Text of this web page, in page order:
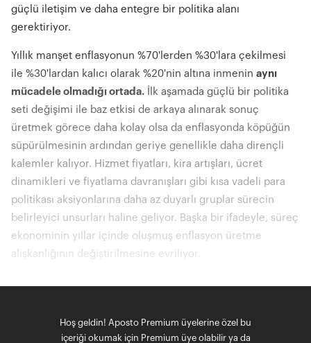
güçlü iletişim ve daha entegre bir politika alanı
gerektiriyor.
Yıllık manşet enflasyonun %70'lerden %30'lara çekilmesi
ile %30'lardan kalıcı olarak %20'nin altına inmenin aynı
mücadele olmadığı ortada. İlk aşamada güçlü bir politika
seti değişimi ile baz etkisi de arkaya alınarak sonuç
üretmek görece daha kolay olsa da enflasyonda köpüğün
süpürülmesinin ardından geriye genellikle daha dirençli
kalemler kalıyor. Hizmet fiyatları, kira artışları, ücret
dinamikleri ve fiyatlama davranışları gibi kısa vadeli para
politikası aksiyonlarına daha az duyarlı gruplar sürecin
belirleyici unsurları haline geliyor. Başka bir ifadeyle, süreç
ekonominin yıllar içinde oluşmuş enflasyon üretme
alışkanlığının değiştirilmesine evriliyor.
Hoş geldin! Aposto Premium üyelerine özel bu
içeriği okumak için Premium üye olabilir ya da